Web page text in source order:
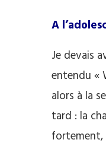
A
Je devais
entendu «
alors à la
tard : la
fortement,